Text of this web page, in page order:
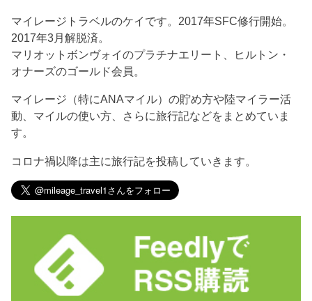
マイレージトラベルのケイです。2017年SFC修行開始。
2017年3月解脱済。
マリオットボンヴォイのプラチナエリート、ヒルトン・
オナーズのゴールド会員。
マイレージ（特にANAマイル）の貯め方や陸マイラー活
動、マイルの使い方、さらに旅行記などをまとめていま
す。
コロナ禍以降は主に旅行記を投稿していきます。